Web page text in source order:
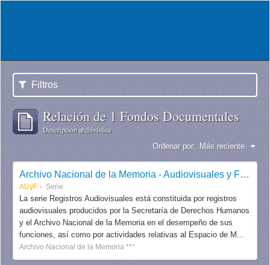
Filtros
Relación de 1 Fondos Documentales
Descripción archivística
Ordenar por: Más reciente
Archivo Nacional de la Memoria - Audiovisuales y Fotografías
AUyF Serie
La serie Registros Audiovisuales está constituida por registros
audiovisuales producidos por la Secretaría de Derechos Humanos
y el Archivo Nacional de la Memoria en el desempeño de sus
funciones, así como por actividades relativas al Espacio de M...
Archivo Nacional de la Memoria ***